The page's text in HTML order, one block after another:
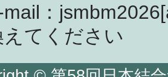
mail：
えてください